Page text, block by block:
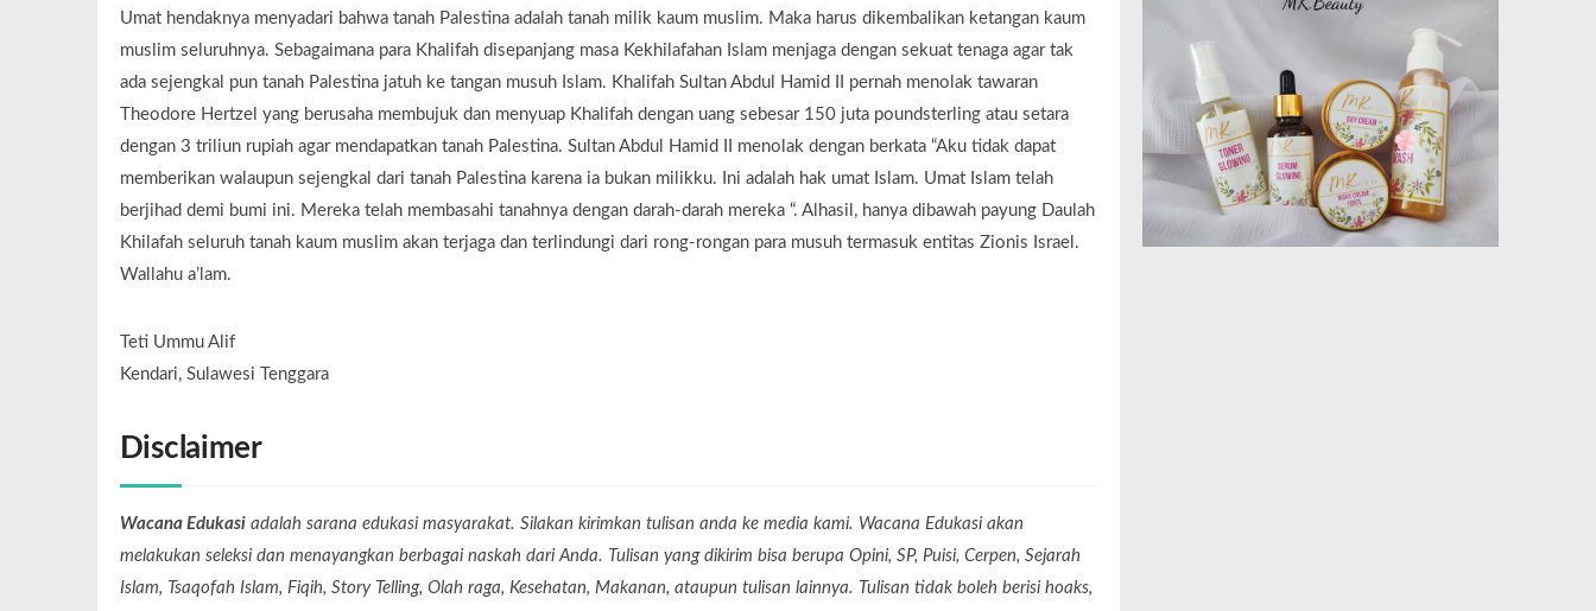
Umat hendaknya menyadari bahwa tanah Palestina adalah tanah milik kaum muslim. Maka harus dikembalikan ketangan kaum
muslim seluruhnya. Sebagaimana para Khalifah disepanjang masa Kekhilafahan Islam menjaga dengan sekuat tenaga agar tak
ada sejengkal pun tanah Palestina jatuh ke tangan musuh Islam. Khalifah Sultan Abdul Hamid II pernah menolak tawaran
Theodore Hertzel yang berusaha membujuk dan menyuap Khalifah dengan uang sebesar 150 juta poundsterling atau setara
dengan 3 triliun rupiah agar mendapatkan tanah Palestina. Sultan Abdul Hamid II menolak dengan berkata “Aku tidak dapat
memberikan walaupun sejengkal dari tanah Palestina karena ia bukan milikku. Ini adalah hak umat Islam. Umat Islam telah
berjihad demi bumi ini. Mereka telah membasahi tanahnya dengan darah-darah mereka “. Alhasil, hanya dibawah payung Daulah
Khilafah seluruh tanah kaum muslim akan terjaga dan terlindungi dari rong-rongan para musuh termasuk entitas Zionis Israel.
Wallahu a’lam.
Teti Ummu Alif
Kendari, Sulawesi Tenggara
Disclaimer
Wacana Edukasiadalah sarana edukasi masyarakat. Silakan kirimkan tulisan anda ke media kami. Wacana Edukasi akan
melakukan seleksi dan menayangkan berbagai naskah dari Anda. Tulisan yang dikirim bisa berupa Opini, SP, Puisi, Cerpen, Sejarah
Islam, Tsaqofah Islam, Fiqih, Story Telling, Olah raga, Kesehatan, Makanan, ataupun tulisan lainnya. Tulisan tidak boleh berisi hoaks,